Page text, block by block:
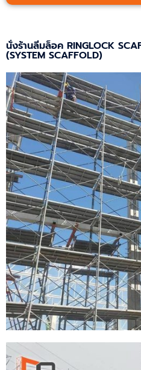
นั่งร้านลิ่มล็อค RINGLOCK
(SYSTEM SCAFFOLD)